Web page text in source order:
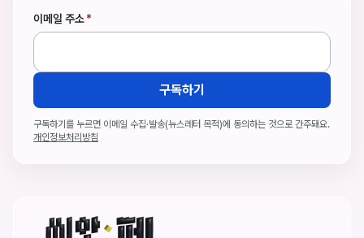
이메일 주소*
구독하기
구독하기를 누르면 이메일 수집·발송(뉴스레터 목적)에 동의하는 것으로 간주돼요.
개인정보처리방침
씨앗페 온라인 홈